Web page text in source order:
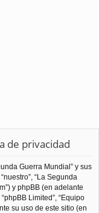
de privacidad
Guerra Mundial” y sus
“La Segunda
y phpBB (en adelante
“phpBB Limited”, “Equipo
su uso de este sitio (en